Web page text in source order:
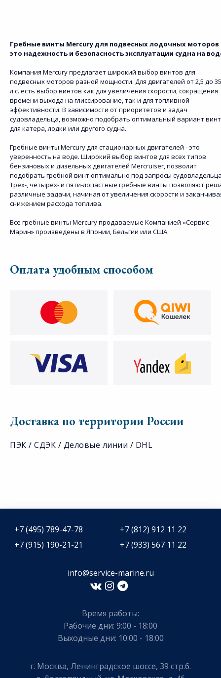
Гребные винты Mercury для подвесных лодочных моторов
это надежность и безопасность эксплуатации судна на
Компания Mercury предлагает широкий выбор винтов для
подвесных моторов разной мощности. Для двигателей от 2,5 до
л.с. есть выбор винтов как для увеличения скорости, сокращения
времени выхода на глиссирование, так и для топливной
эффективности. В зависимости от приоритетов и задач
судовладельца, возможно подобрать оптимальный вариант
для катера, лодки или другого судна.
Гребные винты Mercury для стационарных двигателей - это
уверенность на воде. Широкий выбор винтов для всех типов
бензиновых и дизельных двигателей Mercruiser, позволит
подобрать гребной винт оптимально под запросы
Трех-, четырех- и пяти-лопастные гребные винты позволяют
различные задачи, начиная от увеличения скорости и
снижением расхода топлива.
Все гребные винты Mercury продаваемые Компанией «Сервис
Марин» произведены в Японии, Бельгии или США.
Оплата удобным способом
Доставка по территории России
ПЭК / СДЭК / Деловые линии / DHL
+7 (495) 789-47-78
+7 (812) 912 11 22
+7 (915) 190-21-21
+7 (933) 567 11 22
info@service-marine.ru​​
Время работы:
Рабочие дни: 9:00 - 18:00
Выходные дни: 10:00 - 18:00
г. Москва, Ленинградское шоссе, 39 стр.6.